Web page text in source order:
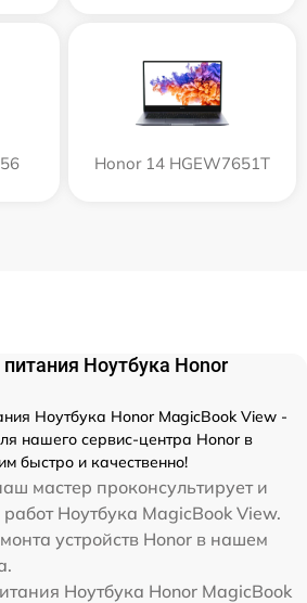
Honor 14 HGEW7651T
Ноутбука Honor
Ноутбука Honor MagicBook View -
нашего сервис-центра Honor в
быстро и качественно!
мастер проконсультирует и
работ Ноутбука MagicBook View.
устройств Honor в нашем
Ноутбука Honor MagicBook